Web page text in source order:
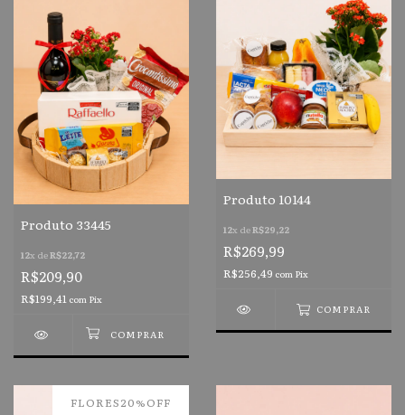
Produto 33445
12x deR$22,72
R$209,90
R$199,41 com Pix
Produto 10144
12x deR$29,22
R$269,99
R$256,49 com Pix
COMPRAR
FLORES20%OFF